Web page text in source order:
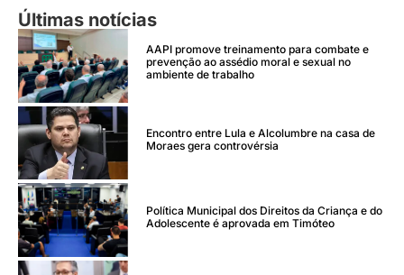
Últimas notícias
AAPI promove treinamento para combate e
prevenção ao assédio moral e sexual no
ambiente de trabalho
Encontro entre Lula e Alcolumbre na casa de
Moraes gera controvérsia
Política Municipal dos Direitos da Criança e do
Adolescente é aprovada em Timóteo